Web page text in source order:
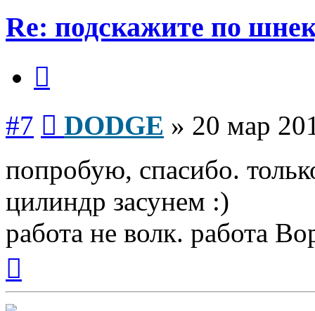
Re: подскажите по
#7 DODGE » 20 мар
попробую, спасибо.
цилиндр засунем :)
работа не волк. работа
началу